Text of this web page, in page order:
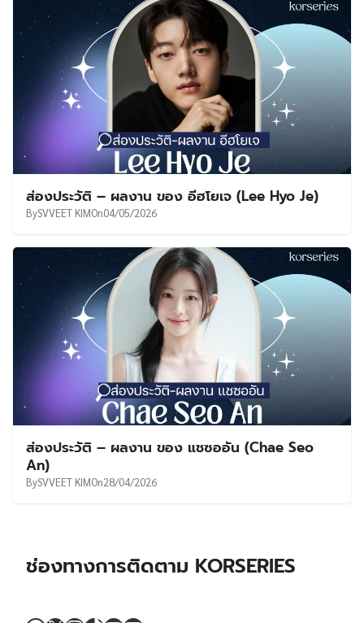
ส่องประวัติ – ผลงาน ของ อีฮโยเจ (Lee Hyo Je)
BySVVEET KIMOn04/05/2026
ส่องประวัติ – ผลงาน ของ แชซออัน (Chae Seo
An)
BySVVEET KIMOn28/04/2026
ช่องทางการติดตาม KORSERIES